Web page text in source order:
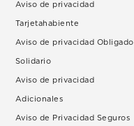
Aviso de privacidad
Tarjetahabiente
Aviso de privacidad Obligado
Solidario
Aviso de privacidad
Adicionales
Aviso de Privacidad Seguros